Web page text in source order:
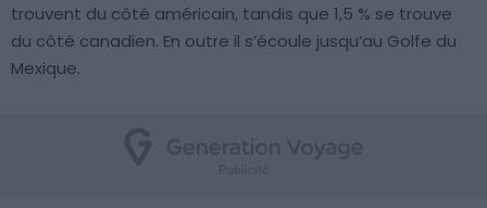
trouvent du côté américain, tandis que 1,5 % se trouve
du côté canadien. En outre il s’écoule jusqu’au Golfe du
Mexique.